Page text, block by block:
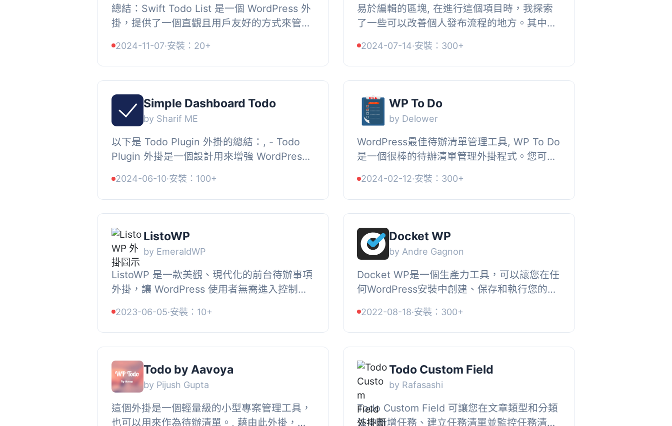
總結：Swift Todo List 是一個 WordPress 外
掛，提供了一個直觀且用戶友好的方式來管理
更新、查看和刪除任務。, , ...
2024-11-07·安裝：20+
易於編輯的區塊, 在進行這個項目時，我探索
了一些可以改善個人發布流程的地方。其中一
塊，將編輯者的評論帶入Gutenberg之...
2024-07-14·安裝：300+
Simple Dashboard Todo
by Sharif ME
以下是 Todo Plugin 外掛的總結：, - Todo
Plugin 外掛是一個設計用來增強 WordPress
讓管理員能夠輕鬆地建立和管...
2024-06-10·安裝：100+
WP To Do
by Delower
WordPress最佳待辦清單管理工具, WP To Do
是一個很棒的待辦清單管理外掛程式。您可以
清單！它免費提供優質待辦清單...
2024-02-12·安裝：300+
ListoWP
by EmeraldWP
ListoWP 是一款美觀、現代化的前台待辦事項
外掛，讓 WordPress 使用者無需進入控制台
容，支援拖放排序、到期日設定與...
2023-06-05·安裝：10+
Docket WP
by Andre Gagnon
Docket WP是一個生產力工具，可以讓您在任
何WordPress安裝中創建、保存和執行您的標
標準程序工作，您可以最大限度...
2022-08-18·安裝：300+
Todo by Aavoya
by Pijush Gupta
這個外掛是一個輕量級的小型專案管理工具，
也可以用來作為待辦清單。, 藉由此外掛，任
Todo Custom Field
by Rafasashi
Todo Custom Field 可讓您在文章類型和分類
法中新增任務、建立任務清單並監控任務清